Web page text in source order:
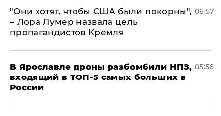
"Они хотят, чтобы США были покорны",
– Лора Лумер назвала цель
пропагандистов Кремля
06:57
В Ярославле дроны разбомбили НПЗ,
входящий в ТОП-5 самых больших в
России
05:56